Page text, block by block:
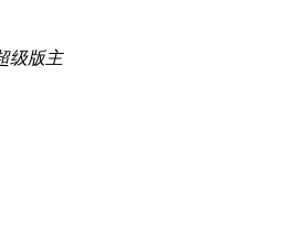
级版主